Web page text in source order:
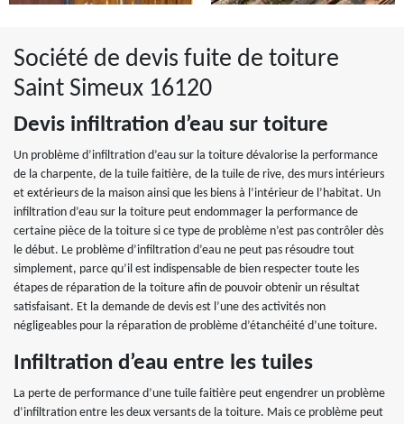
Société de devis fuite de toiture
Saint Simeux 16120
Devis infiltration d’eau sur toiture
Un problème d’infiltration d’eau sur la toiture dévalorise la performance
de la charpente, de la tuile faitière, de la tuile de rive, des murs intérieurs
et extérieurs de la maison ainsi que les biens à l’intérieur de l’habitat. Un
infiltration d’eau sur la toiture peut endommager la performance de
certaine pièce de la toiture si ce type de problème n’est pas contrôler dès
le début. Le problème d’infiltration d’eau ne peut pas résoudre tout
simplement, parce qu’il est indispensable de bien respecter toute les
étapes de réparation de la toiture afin de pouvoir obtenir un résultat
satisfaisant. Et la demande de devis est l’une des activités non
négligeables pour la réparation de problème d’étanchéité d’une toiture.
Infiltration d’eau entre les tuiles
La perte de performance d’une tuile faitière peut engendrer un problème
d’infiltration entre les deux versants de la toiture. Mais ce problème peut